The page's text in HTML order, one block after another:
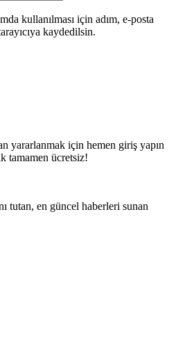
kullanılması için adım, e-posta
kaydedilsin.
yararlanmak için hemen giriş yapın
tamamen ücretsiz!
tutan, en güncel haberleri sunan